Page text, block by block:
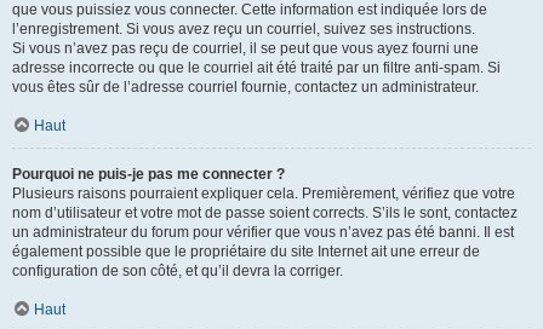
que vous puissiez vous connecter. Cette information est indiquée lors de
l’enregistrement. Si vous avez reçu un courriel, suivez ses instructions.
Si vous n’avez pas reçu de courriel, il se peut que vous ayez fourni une
adresse incorrecte ou que le courriel ait été traité par un filtre anti-spam. Si
vous êtes sûr de l’adresse courriel fournie, contactez un administrateur.
Haut
Pourquoi ne puis-je pas me connecter ?
Plusieurs raisons pourraient expliquer cela. Premièrement, vérifiez que votre
nom d’utilisateur et votre mot de passe soient corrects. S’ils le sont, contactez
un administrateur du forum pour vérifier que vous n’avez pas été banni. Il est
également possible que le propriétaire du site Internet ait une erreur de
configuration de son côté, et qu’il devra la corriger.
Haut